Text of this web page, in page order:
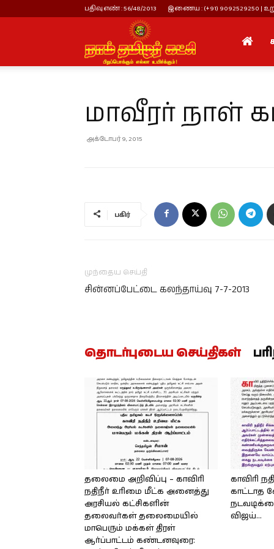
பதிவு எண் : 56/48/2013 இணைய : (+91) 9092529250 |
நாம்
மாவீரர் நாள்
அக்டோபர் 9, 2015
பகிர்
முந்தைய செய்தி
சின்னப்பேட்டை கலந்தாய்வு 7-7-2013
தொடர்புடைய செய்திகள்
தலைமை அறிவிப்பு – காவிரி
நதிநீர் உரிமை மீட்க அனைத்து
அரசியல் கட்சிகளின்
தலைவர்கள் தலைமையில்
மாபெரும் மக்கள் திரள்
ஆர்ப்பாட்டம் கண்டனவுரை:
காவிரி
காட்டாத
விஜய்…